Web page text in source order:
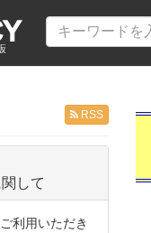
RSS
して
利用いただき